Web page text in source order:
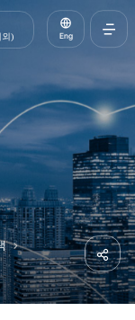
외)
Eng
열기
공유